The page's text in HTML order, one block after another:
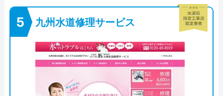
九州水道修理サービス